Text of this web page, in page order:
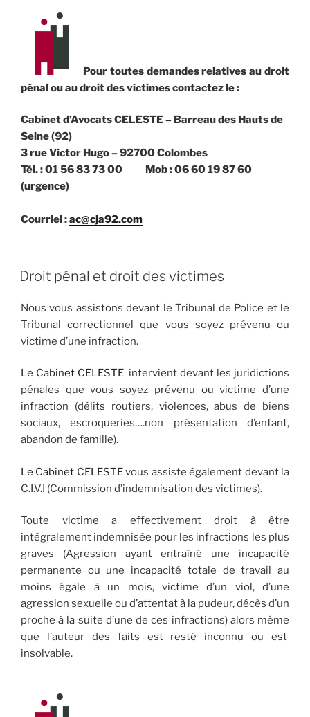
Pour toutes demandes relatives au droit
pénal ou au droit des victimes contactez le :
Cabinet d’Avocats CELESTE – Barreau des Hauts de
Seine (92)
3 rue Victor Hugo – 92700 Colombes
Tél. : 01 56 83 73 00 Mob : 06 60 19 87 60
(urgence)
Courriel :ac@cja92.com
PUBLIÉ
LE
Droit pénal et droit des victimes
Nous vous assistons devant le Tribunal de Police et le
Tribunal correctionnel que vous soyez prévenu ou
victime d’une infraction.
Le Cabinet CELESTEintervient devant les juridictions
pénales que vous soyez prévenu ou victime d’une
infraction (délits routiers, violences, abus de biens
sociaux, escroqueries….non présentation d’enfant,
abandon de famille).
Le Cabinet CELESTEvous assiste également devant la
C.I.V.I (Commission d’indemnisation des victimes).
Toute victime a effectivement droit à être
intégralement indemnisée pour les infractions les plus
graves (Agression ayant entraîné une incapacité
permanente ou une incapacité totale de travail au
moins égale à un mois, victime d’un viol, d’une
agression sexuelle ou d’attentat à la pudeur, décès d’un
proche à la suite d’une de ces infractions) alors même
que l’auteur des faits est resté inconnu ou est
insolvable.